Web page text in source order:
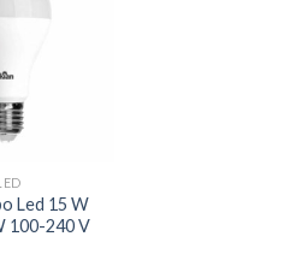
Led 15 W
100-240 V